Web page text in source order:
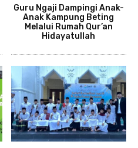
Guru Ngaji Dampingi Anak-
Anak Kampung Beting
Melalui Rumah Qur’an
Hidayatullah